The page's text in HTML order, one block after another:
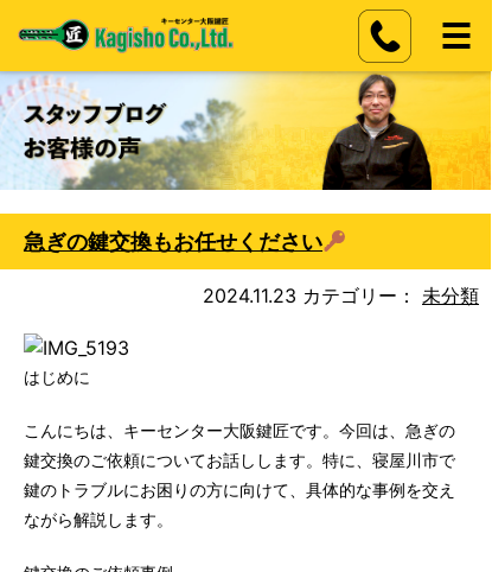
急ぎの鍵交換もお任せください
2024.11.23 カテゴリー： 未分類
はじめに
こんにちは、キーセンター大阪鍵匠です。今回は、急ぎの
鍵交換のご依頼についてお話しします。特に、寝屋川市で
鍵のトラブルにお困りの方に向けて、具体的な事例を交え
ながら解説します。